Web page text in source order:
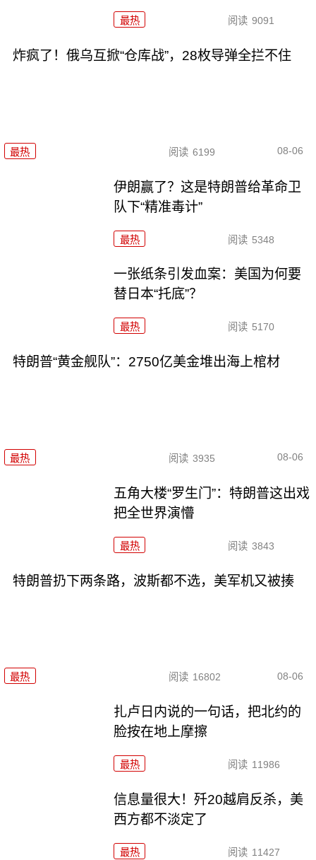
最热 阅读 9091
炸疯了！俄乌互掀“仓库战”，28枚导弹全拦不住
最热 阅读 6199 08-06
伊朗赢了？这是特朗普给革命卫
队下“精准毒计”
最热 阅读 5348
一张纸条引发血案：美国为何要
替日本“托底”？
最热 阅读 5170
特朗普“黄金舰队”：2750亿美金堆出海上棺材
最热 阅读 3935 08-06
五角大楼“罗生门”：特朗普这出戏
把全世界演懵
最热 阅读 3843
特朗普扔下两条路，波斯都不选，美军机又被揍
最热 阅读 16802 08-06
扎卢日内说的一句话，把北约的
脸按在地上摩擦
最热 阅读 11986
信息量很大！歼20越肩反杀，美
西方都不淡定了
最热 阅读 11427